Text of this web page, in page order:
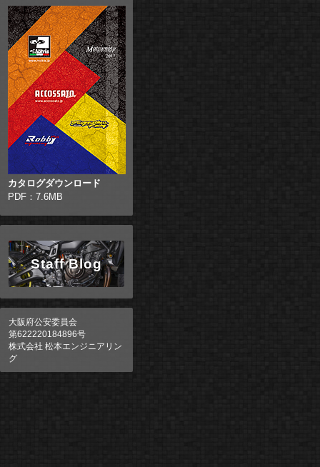
カタログダウンロード
PDF：7.6MB
Staff Blog
大阪府公安委員会
第622220184896号
株式会社 松本エンジニアリン
グ